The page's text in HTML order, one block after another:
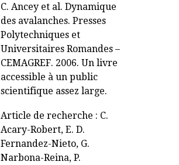
C. Ancey et al. Dynamique
des avalanches. Presses
Polytechniques et
Universitaires Romandes –
CEMAGREF. 2006. Un livre
accessible à un public
scientifique assez large.
Article de recherche : C.
Acary-Robert, E. D.
Fernandez-Nieto, G.
Narbona-Reina, P.